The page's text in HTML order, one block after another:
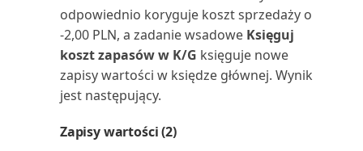
Wiekowanie zobowiązań (z datą
wsteczną)
Wiele numerów rejestracji VAT
Finanse (Power BI)
pieniężnych (raport)
Rachunek zysków i strat (raport)
Raport uzgodnienia VAT (raport)
Raportowanie finansowe
(raport)
odpowiednio koryguje koszt sprzedaży o
-2,00 PLN, a zadanie wsadowe Księguj
koszt zapasów w K/G księguje nowe
zapisy wartości w księdze głównej. Wynik
jest następujący.
Zapisy wartości (2)